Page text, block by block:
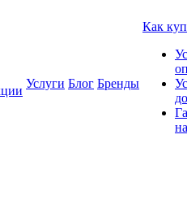
Услуги Блог Бренды
Как